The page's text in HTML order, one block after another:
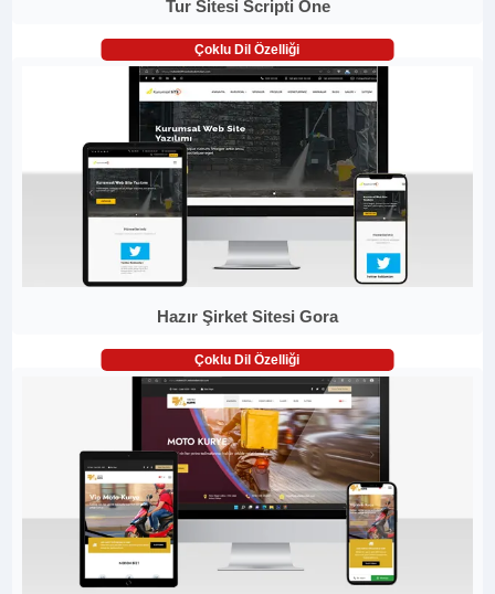
Tur Sitesi Scripti One
Çoklu Dil Özelliği
Hazır Şirket Sitesi Gora
Çoklu Dil Özelliği